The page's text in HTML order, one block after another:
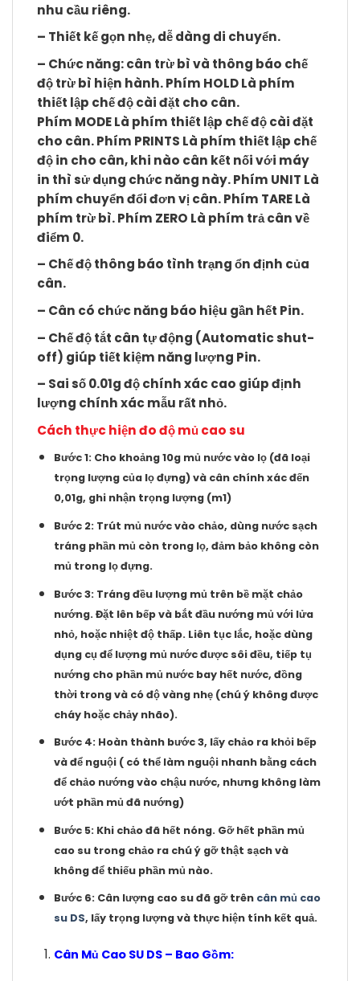
nhu cầu riêng.
– Thiết kế gọn nhẹ, dễ dàng di chuyển.
– Chức năng: cân trừ bì và thông báo chế
độ trừ bì hiện hành. Phím HOLDLà phím
thiết lập chế độ cài đặt cho cân.
Phím MODELà phím thiết lập chế độ cài đặt
cho cân. Phím PRINTS Là phím thiết lập chế
độ in cho cân, khi nào cân kết nối với máy
in thì sử dụng chức năng này. Phím UNIT Là
phím chuyển đổi đơn vị cân. Phím TARELà
phím trừ bì. Phím ZERO Là phím trả cân về
điểm 0.
– Chế độ thông báo tình trạng ổn định của
cân.
– Cân có chức năng báo hiệu gần hết Pin.
– Chế độ tắt cân tự động (Automatic shut-
off) giúp tiết kiệm năng lượng Pin.
– Sai số 0.01g độ chính xác cao giúp định
lượng chính xác mẫu rất nhỏ.
Cách thực hiện đo độ mủ cao su
Bước 1: Cho khoảng 10g mủ nước vào lọ (đã loại
trọng lượng của lọ đựng) và cân chính xác đến
0,01g, ghi nhận trọng lượng (m1)
Bước 2: Trút mủ nước vào chảo, dùng nước sạch
tráng phần mủ còn trong lọ, đảm bảo không còn
mủ trong lọ đựng.
Bước 3: Tráng đều lượng mủ trên bề mặt chảo
nướng. Đặt lên bếp và bắt đầu nướng mủ với lửa
nhỏ, hoặc nhiệt độ thấp. Liên tục lắc, hoặc dùng
dụng cụ để lượng mủ nước được sôi đều, tiếp tụ
nướng cho phần mủ nước bay hết nước, đồng
thời trong và có độ vàng nhẹ (chú ý không được
cháy hoặc chảy nhão).
Bước 4: Hoàn thành bước 3, lấy chảo ra khỏi bếp
và để nguội ( có thể làm nguội nhanh bằng cách
để chảo nướng vào chậu nước, nhưng không làm
ướt phần mủ đã nướng)
Bước 5: Khi chảo đã hết nóng. Gỡ hết phần mủ
cao su trong chảo ra chú ý gỡ thật sạch và
không để thiếu phần mủ nào.
Bước 6: Cân lượng cao su đã gỡ trên cân mủ cao
su DS, lấy trọng lượng và thực hiện tính kết quả.
Cân Mủ Cao SU DS – Bao Gồm: